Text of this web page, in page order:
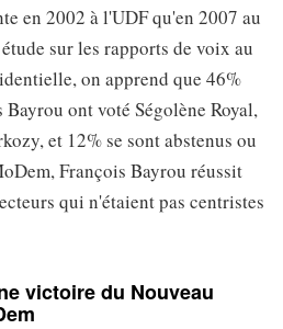
en 2002 à l'UDF qu'en 2007 au
sur les rapports de voix au
on apprend que 46%
ont voté Ségolène Royal,
et 12% se sont abstenus ou
François Bayrou réussit
qui n'étaient pas centristes
victoire du Nouveau